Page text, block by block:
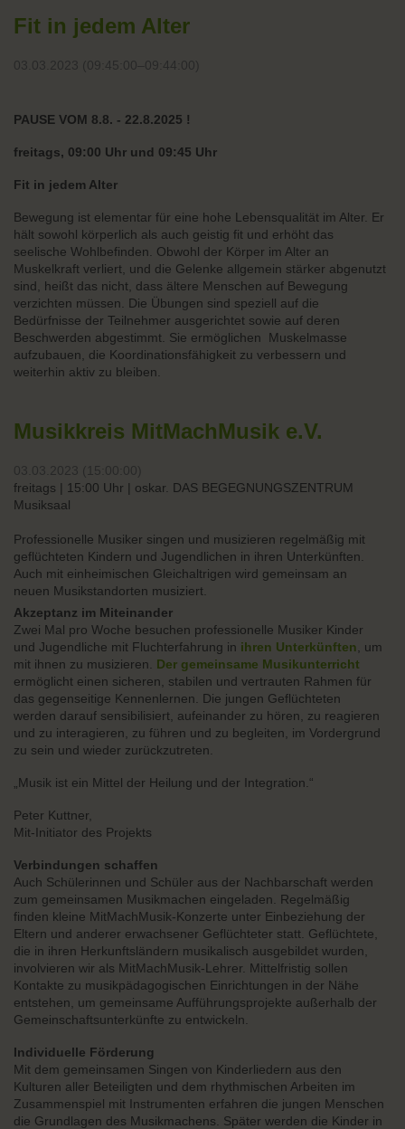
Fit in jedem Alter
03.03.2023 (09:45:00–09:44:00)
PAUSE VOM 8.8. - 22.8.2025 !
freitags, 09:00 Uhr und 09:45 Uhr
Fit in jedem Alter
Bewegung ist elementar für eine hohe Lebensqualität im Alter. Er
hält sowohl körperlich als auch geistig fit und erhöht das
seelische Wohlbefinden. Obwohl der Körper im Alter an
Muskelkraft verliert, und die Gelenke allgemein stärker abgenutzt
sind, heißt das nicht, dass ältere Menschen auf Bewegung
verzichten müssen. Die Übungen sind speziell auf die
Bedürfnisse der Teilnehmer ausgerichtet sowie auf deren
Beschwerden abgestimmt. Sie ermöglichen Muskelmasse
aufzubauen, die Koordinationsfähigkeit zu verbessern und
weiterhin aktiv zu bleiben.
Musikkreis MitMachMusik e.V.
03.03.2023 (15:00:00)
freitags | 15:00 Uhr | oskar. DAS BEGEGNUNGSZENTRUM
Musiksaal
Professionelle Musiker singen und musizieren regelmäßig mit
geflüchteten Kindern und Jugendlichen in ihren Unterkünften.
Auch mit einheimischen Gleichaltrigen wird gemeinsam an
neuen Musikstandorten musiziert.
Akzeptanz im Miteinander
Zwei Mal pro Woche besuchen professionelle Musiker Kinder
und Jugendliche mit Fluchterfahrung in ihren Unterkünften , um
mit ihnen zu musizieren. Der gemeinsame Musikunterricht
ermöglicht einen sicheren, stabilen und vertrauten Rahmen für
das gegenseitige Kennenlernen. Die jungen Geflüchteten
werden darauf sensibilisiert, aufeinander zu hören, zu reagieren
und zu interagieren, zu führen und zu begleiten, im Vordergrund
zu sein und wieder zurückzutreten.
„Musik ist ein Mittel der Heilung und der Integration.“
Peter Kuttner,
Mit-Initiator des Projekts
Verbindungen schaffen
Auch Schülerinnen und Schüler aus der Nachbarschaft werden
zum gemeinsamen Musikmachen eingeladen. Regelmäßig
finden kleine MitMachMusik-Konzerte unter Einbeziehung der
Eltern und anderer erwachsener Geflüchteter statt. Geflüchtete,
die in ihren Herkunftsländern musikalisch ausgebildet wurden,
involvieren wir als MitMachMusik-Lehrer. Mittelfristig sollen
Kontakte zu musikpädagogischen Einrichtungen in der Nähe
entstehen, um gemeinsame Aufführungsprojekte außerhalb der
Gemeinschaftsunterkünfte zu entwickeln.
Individuelle Förderung
Mit dem gemeinsamen Singen von Kinderliedern aus den
Kulturen aller Beteiligten und dem rhythmischen Arbeiten im
Zusammenspiel mit Instrumenten erfahren die jungen Menschen
die Grundlagen des Musikmachens. Später werden die Kinder in